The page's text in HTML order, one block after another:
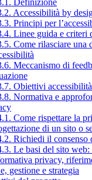
Definizione
Accessibilità by
Principi per
Linee guida e criteri
Come rilasciare una
Meccanismo di
Obiettivi accessibilità
Normativa e
Come rispettare la
di un sito o
Richiedi il consenso
Le basi del sito web:
privacy,
gestione e strategia